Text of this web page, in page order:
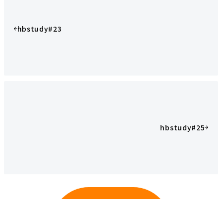
hbstudy#23
hbstudy#25